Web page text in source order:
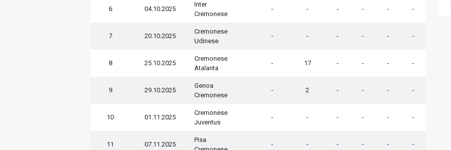
6 04.10.2025
Inter
Cremonese
- - - - - -
7 20.10.2025
Cremonese
Udinese
- - - - - -
8 25.10.2025
Cremonese
Atalanta
- 17 - - - -
9 29.10.2025
Genoa
Cremonese
- 2 - - - -
10 01.11.2025
Cremonese
Juventus
- - - - - -
11 07.11.2025
Pisa
- - - - - -